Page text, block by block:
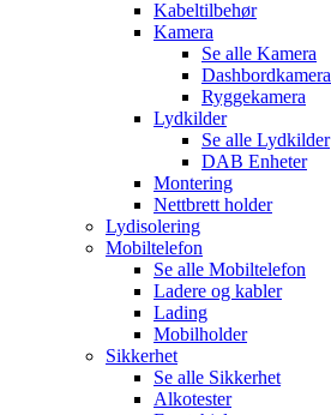
Kabeltilbehør
Kamera
Se alle Kamera
Dashbordkamera
Ryggekamera
Lydkilder
Se alle Lydkilder
DAB Enheter
Montering
Nettbrett holder
Lydisolering
Mobiltelefon
Se alle Mobiltelefon
Ladere og kabler
Lading
Mobilholder
Sikkerhet
Se alle Sikkerhet
Alkotester